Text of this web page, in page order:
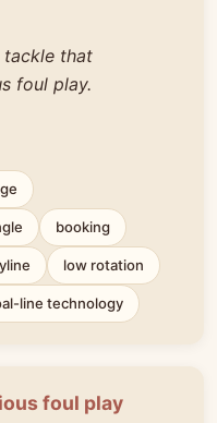
tackle that
foul play.
booking
low rotation
line technology
foul play